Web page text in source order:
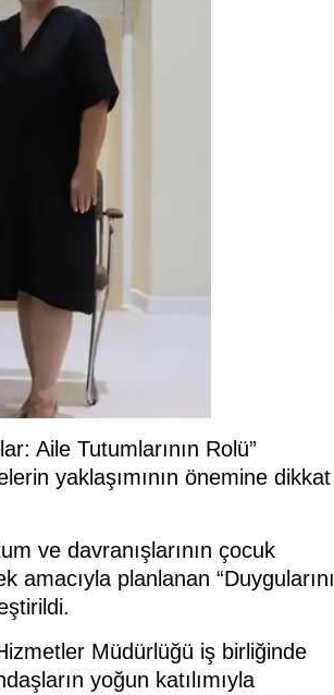
Aile Tutumlarının Rolü”
yaklaşımının önemine dikkat
ve davranışlarının çocuk
planlanan “Duygularını
Müdürlüğü iş birliğinde
yoğun katılımıyla